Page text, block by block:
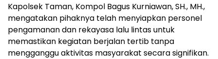
Kapolsek Taman, Kompol Bagus Kurniawan, SH., MH.,
mengatakan pihaknya telah menyiapkan personel
pengamanan dan rekayasa lalu lintas untuk
memastikan kegiatan berjalan tertib tanpa
mengganggu aktivitas masyarakat secara signifikan.